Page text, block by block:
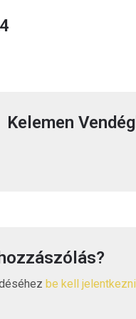
Kelemen
be kell jelentkezni